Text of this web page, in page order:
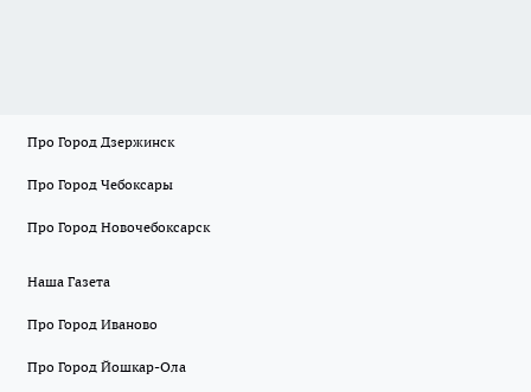
Про Город Дзержинск
Про Город Чебоксары
Про Город Новочебоксарск
Наша Газета
Про Город Иваново
Про Город Йошкар-Ола